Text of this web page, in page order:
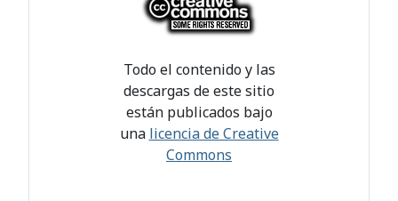
Todo el contenido y las
descargas de este sitio
están publicados bajo
una licencia de Creative
Commons